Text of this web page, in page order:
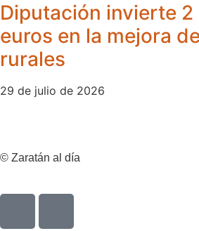
Diputación invierte
euros en la mejora
rurales
29 de julio de 2026
© Zaratán al día